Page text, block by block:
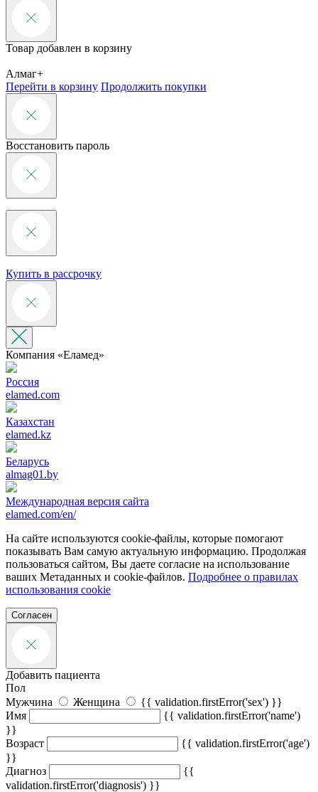
Товар добавлен в корзину
Алмаг+
Перейти в корзину Продолжить покупки
Восстановить пароль
Купить в рассрочку
Компания «‎Еламед»
Россия
elamed.com
Казахстан
elamed.kz
Беларусь
almag01.by
Международная версия сайта
elamed.com/en/
На сайте используются cookie-файлы, которые помогают
показывать Вам самую актуальную информацию. Продолжая
пользоваться сайтом, Вы даете согласие на использование
ваших Метаданных и cookie-файлов. Подробнее о правилах
использования cookie
Согласен
Добавить пациента
Пол
Мужчина
Женщина
{{ validation.firstError('sex') }}
Имя
{{ validation.firstError('name')
}}
Возраст
{{ validation.firstError('age')
}}
Диагноз
{{
validation.firstError('diagnosis') }}